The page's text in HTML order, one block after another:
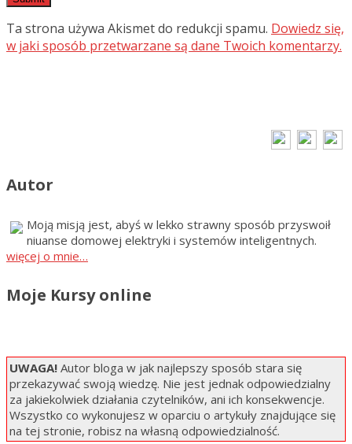
Ta strona używa Akismet do redukcji spamu. Dowiedz się,
w jaki sposób przetwarzane są dane Twoich komentarzy.
Autor
Moją misją jest, abyś w lekko strawny sposób przyswoił
niuanse domowej elektryki i systemów inteligentnych.
więcej o mnie…
Moje Kursy online
UWAGA! Autor bloga w jak najlepszy sposób stara się
przekazywać swoją wiedzę. Nie jest jednak odpowiedzialny
za jakiekolwiek działania czytelników, ani ich konsekwencje.
Wszystko co wykonujesz w oparciu o artykuły znajdujące się
na tej stronie, robisz na własną odpowiedzialność.